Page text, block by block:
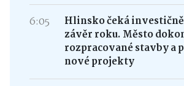
6:05
Hlinsko čeká
závěr roku. Město
rozpracované stavby a
nové projekty